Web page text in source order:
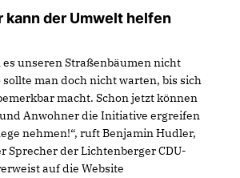
kann der Umwelt helfen
unseren Straßenbäumen nicht
man doch nicht warten, bis sich
macht. Schon jetzt können
Anwohner die Initiative ergreifen
nehmen!“, ruft Benjamin Hudler,
Sprecher der Lichtenberger CDU-
auf die Website